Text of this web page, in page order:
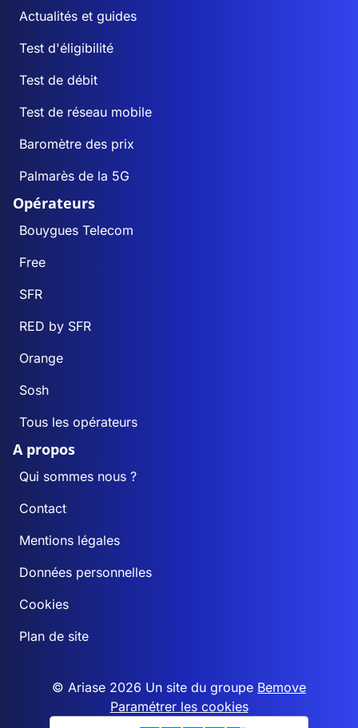
Actualités et guides
Test d'éligibilité
Test de débit
Test de réseau mobile
Baromètre des prix
Palmarès de la 5G
Opérateurs
Bouygues Telecom
Free
SFR
RED by SFR
Orange
Sosh
Tous les opérateurs
A propos
Qui sommes nous ?
Contact
Mentions légales
Données personnelles
Cookies
Plan de site
© Ariase 2026 Un site du groupe Bemove
Paramétrer les cookies